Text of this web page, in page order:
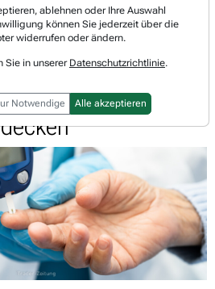
Watchlist
Anlage, um
Diabetes- und
zu
decken
ablehnen oder Ihre Auswahl
können Sie jederzeit über die
widerrufen oder ändern.
Sie in unserer Datenschutzrichtlinie.
Notwendige Alle akzeptieren